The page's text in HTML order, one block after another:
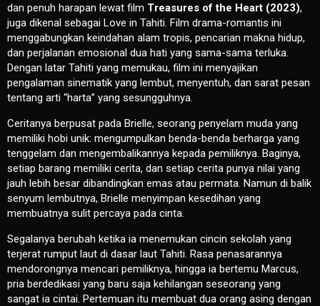
dan penuh harapan lewat film Treasures of the Heart (2023),
juga dikenal sebagai Love in Tahiti. Film drama-romantis ini
menggabungkan keindahan alam tropis, pencarian makna hidup,
dan perjalanan emosional dua hati yang sama-sama terluka.
Dengan latar Tahiti yang memukau, film ini menyajikan
pengalaman sinematik yang lembut, menyentuh, dan sarat pesan
tentang arti “harta” yang sesungguhnya.
Ceritanya berpusat pada Brielle, seorang penyelam muda yang
memiliki hobi unik: mengumpulkan benda-benda berharga yang
tenggelam dan mengembalikannya kepada pemiliknya. Baginya,
setiap barang memiliki cerita, dan setiap cerita punya nilai yang
jauh lebih besar dibandingkan emas atau permata. Namun di balik
senyum lembutnya, Brielle menyimpan kesedihan yang
membuatnya sulit percaya pada cinta.
Segalanya berubah ketika ia menemukan cincin sekolah yang
terjerat rumput laut di dasar laut Tahiti. Rasa penasarannya
mendorongnya mencari pemiliknya, hingga ia bertemu Marcus,
pria berdedikasi yang baru saja kehilangan seseorang yang
sangat ia cintai. Pertemuan itu membuat dua orang asing dengan